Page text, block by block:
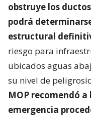
obstruye los
podrá
estructural
riesgo para
ubicados aguas
su nivel de
MOP recomendó
emergencia